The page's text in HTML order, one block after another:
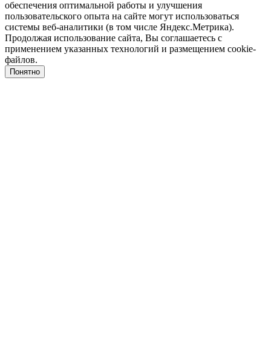
обеспечения оптимальной работы и улучшения
пользовательского опыта на сайте могут использоваться
системы веб-аналитики (в том числе Яндекс.Метрика).
Продолжая использование сайта, Вы соглашаетесь с
применением указанных технологий и размещением cookie-
файлов.
Понятно